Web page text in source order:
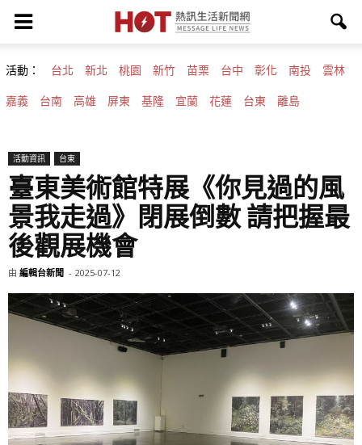
活動： 台北 新北 桃園 新竹 苗栗 台中 彰化 南投 雲林
嘉義 台南 高雄 屏東 基隆 宜蘭 花蓮 台東 離島
活動資訊 台東
臺東美術館特展《你見過的風
景我走過》閉展倒數 請把握最
後觀展機會
由 編輯台新聞 - 2025-07-12